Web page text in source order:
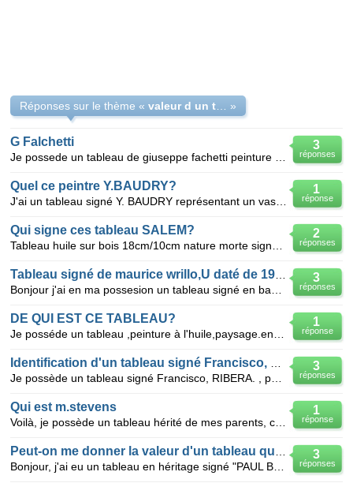
Réponses sur le thème « »
3
réponses
G Falchetti
1
réponse
Quel ce peintre Y.BAUDRY?
2
réponses
Qui signe ces tableau SALEM?
3
réponses
1
réponse
DE QUI EST CE TABLEAU?
3
réponses
1
réponse
Qui est m.stevens
3
réponses